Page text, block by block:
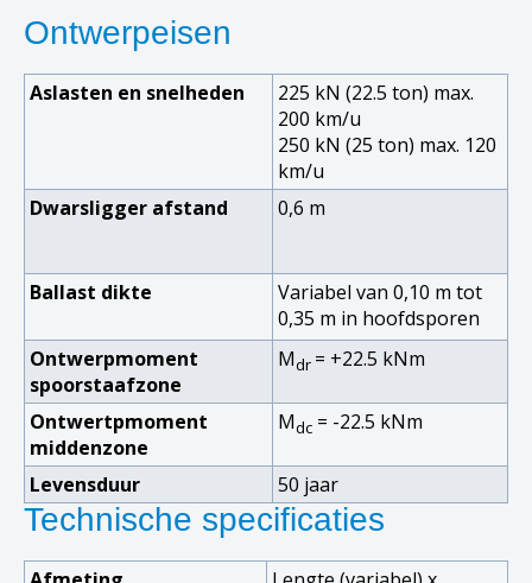
Ontwerpeisen
Aslasten en snelheden
225 kN (22.5 ton) max.
200 km/u
250 kN (25 ton) max. 120
km/u
Dwarsligger afstand
0,6 m
Ballast dikte
Variabel van 0,10 m tot
0,35 m in hoofdsporen
Ontwerpmoment
spoorstaafzone
Mdr = +22.5 kNm
Ontwertpmoment
middenzone
Mdc = -22.5 kNm
Levensduur 50 jaar
Technische specificaties